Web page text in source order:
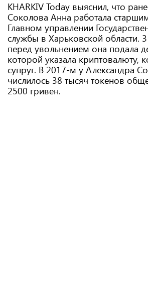
KHARKIV Today выяснил, что
Соколова Анна работала
Главном управлении
службы в Харьковской области.
перед увольнением она подала
которой указала криптовалюту,
супруг. В 2017-м у Александра
числилось 38 тысяч токенов
2500 гривен.